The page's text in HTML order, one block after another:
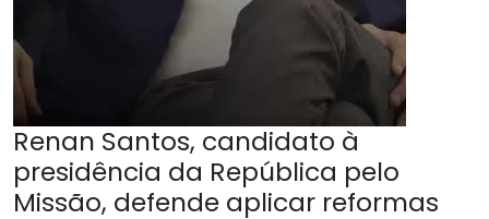
Renan Santos, candidato à
presidência da República pelo
Missão, defende aplicar reformas